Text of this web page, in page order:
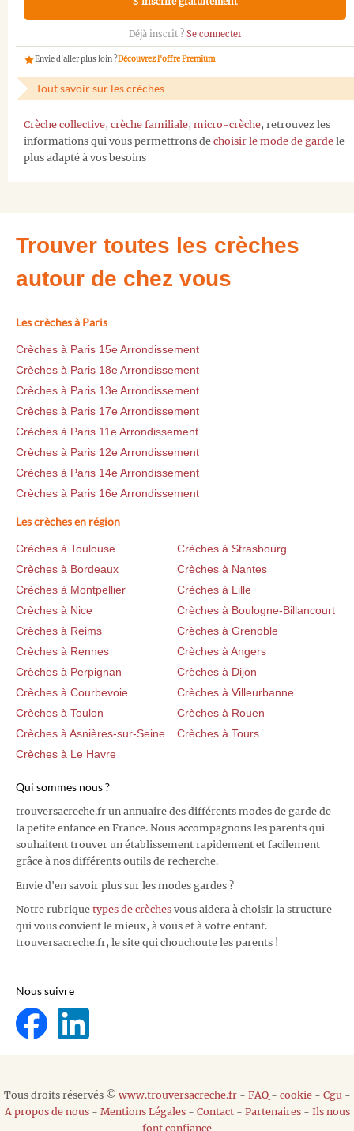
Déjà inscrit ? Se connecter
Envie d'aller plus loin ?Découvrez l'offre Premium
Tout savoir sur les crèches
Crèche collective, crèche familiale, micro-crèche, retrouvez les
informations qui vous permettrons de choisir le mode de garde le
plus adapté à vos besoins
Trouver toutes les crèches
autour de chez vous
Les crèches à Paris
Crèches à Paris 15e Arrondissement
Crèches à Paris 18e Arrondissement
Crèches à Paris 13e Arrondissement
Crèches à Paris 17e Arrondissement
Crèches à Paris 11e Arrondissement
Crèches à Paris 12e Arrondissement
Crèches à Paris 14e Arrondissement
Crèches à Paris 16e Arrondissement
Les crèches en région
Crèches à Toulouse
Crèches à Strasbourg
Crèches à Bordeaux
Crèches à Nantes
Crèches à Montpellier
Crèches à Lille
Crèches à Nice
Crèches à Boulogne-Billancourt
Crèches à Reims
Crèches à Grenoble
Crèches à Rennes
Crèches à Angers
Crèches à Perpignan
Crèches à Dijon
Crèches à Courbevoie
Crèches à Villeurbanne
Crèches à Toulon
Crèches à Rouen
Crèches à Asnières-sur-Seine
Crèches à Tours
Crèches à Le Havre
Qui sommes nous ?
trouversacreche.fr un annuaire des différents modes de garde de
la petite enfance en France. Nous accompagnons les parents qui
souhaitent trouver un établissement rapidement et facilement
grâce à nos différents outils de recherche.
Envie d'en savoir plus sur les modes gardes ?
Notre rubrique types de crèches vous aidera à choisir la structure
qui vous convient le mieux, à vous et à votre enfant.
trouversacreche.fr, le site qui chouchoute les parents !
Nous suivre
Tous droits réservés © www.trouversacreche.fr- FAQ- cookie- Cgu -
A propos de nous- Mentions Légales- Contact- Partenaires- Ils nous
font confiance